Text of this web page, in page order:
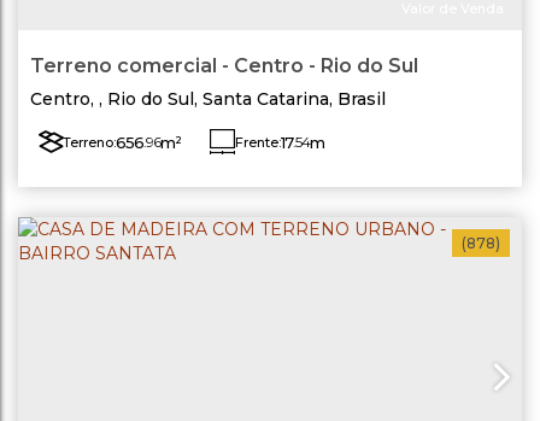
Terreno comercial - Centro - Rio do Sul
Centro , Rio do Sul, Santa Catarina, Brasil
Terreno:656.96m² Frente:17.54m
(878)